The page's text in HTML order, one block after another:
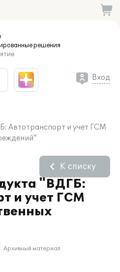
решения
Вход
Автотранспорт и учет ГСМ
"ВДГБ:
и учет ГСМ
К списку
Архивный материал